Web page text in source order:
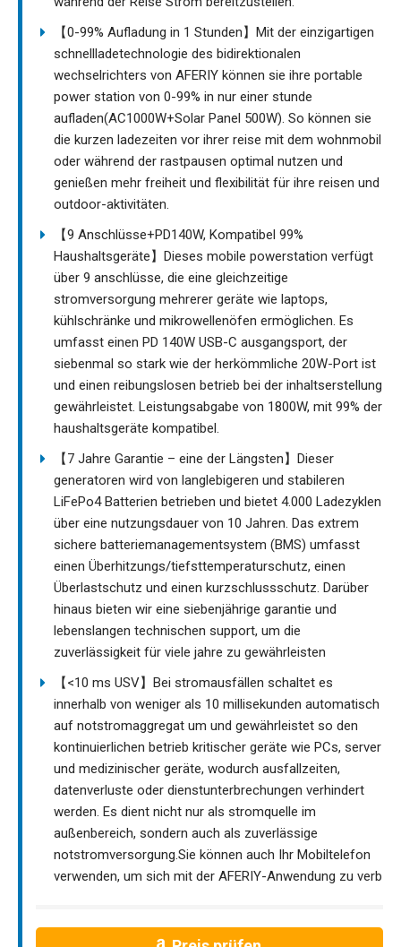
【0-99% Aufladung in 1 Stunden】Mit der einzigartigen
schnellladetechnologie des bidirektionalen
wechselrichters von AFERIY können sie ihre portable
power station von 0-99% in nur einer stunde
aufladen(AC1000W+Solar Panel 500W). So können sie
die kurzen ladezeiten vor ihrer reise mit dem wohnmobil
oder während der rastpausen optimal nutzen und
genießen mehr freiheit und flexibilität für ihre reisen und
outdoor-aktivitäten.
【9 Anschlüsse+PD140W, Kompatibel 99%
Haushaltsgeräte】Dieses mobile powerstation verfügt
über 9 anschlüsse, die eine gleichzeitige
stromversorgung mehrerer geräte wie laptops,
kühlschränke und mikrowellenöfen ermöglichen. Es
umfasst einen PD 140W USB-C ausgangsport, der
siebenmal so stark wie der herkömmliche 20W-Port ist
und einen reibungslosen betrieb bei der inhaltserstellung
gewährleistet. Leistungsabgabe von 1800W, mit 99% der
haushaltsgeräte kompatibel.
【7 Jahre Garantie – eine der Längsten】Dieser
generatoren wird von langlebigeren und stabileren
LiFePo4 Batterien betrieben und bietet 4.000 Ladezyklen
über eine nutzungsdauer von 10 Jahren. Das extrem
sichere batteriemanagementsystem (BMS) umfasst
einen Überhitzungs/tiefsttemperaturschutz, einen
Überlastschutz und einen kurzschlussschutz. Darüber
hinaus bieten wir eine siebenjährige garantie und
lebenslangen technischen support, um die
zuverlässigkeit für viele jahre zu gewährleisten
【<10 ms USV】Bei stromausfällen schaltet es
innerhalb von weniger als 10 millisekunden automatisch
auf notstromaggregat um und gewährleistet so den
kontinuierlichen betrieb kritischer geräte wie PCs, server
und medizinischer geräte, wodurch ausfallzeiten,
datenverluste oder dienstunterbrechungen verhindert
werden. Es dient nicht nur als stromquelle im
außenbereich, sondern auch als zuverlässige
notstromversorgung.Sie können auch Ihr Mobiltelefon
verwenden, um sich mit der AFERIY-Anwendung zu verb